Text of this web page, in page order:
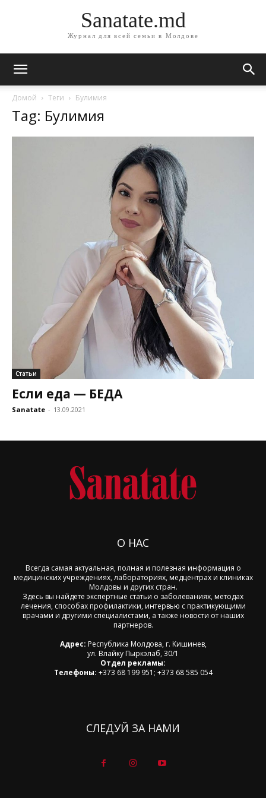
Sanatate.md
Журнал для всей семьи в Молдове
Домой Теги Булимия
Tag: Булимия
Статьи
Если еда — БЕДА
Sanatate - 13.09.2021
О НАС
Всегда самая актуальная, полная и полезная информация о
медицинских учреждениях, лабораториях, медцентрах и клиниках
Молдовы и других стран.
Здесь вы найдете экспертные статьи о заболеваниях, методах
лечения, способах профилактики, интервью с практикующими
врачами и другими специалистами, а также новости от наших
партнеров.
Адрес: Республика Молдова, г. Кишинев,
ул. Влайку Пыркэлаб, 30/1
Отдел рекламы:
Телефоны: +373 68 199 951; +373 68 585 054
СЛЕДУЙ ЗА НАМИ